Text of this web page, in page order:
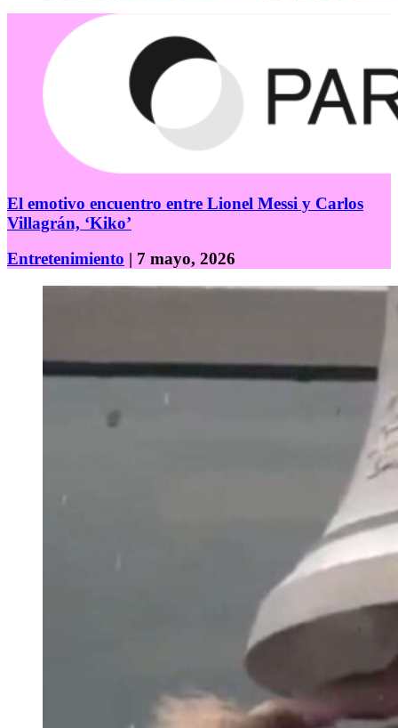
El emotivo encuentro entre Lionel Messi y Carlos
Villagrán, ‘Kiko’
Entretenimiento | 7 mayo, 2026